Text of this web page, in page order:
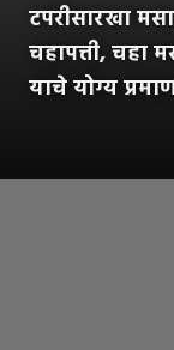
टपरीसारखा
चहापत्ती, चहा
याचे योग्य